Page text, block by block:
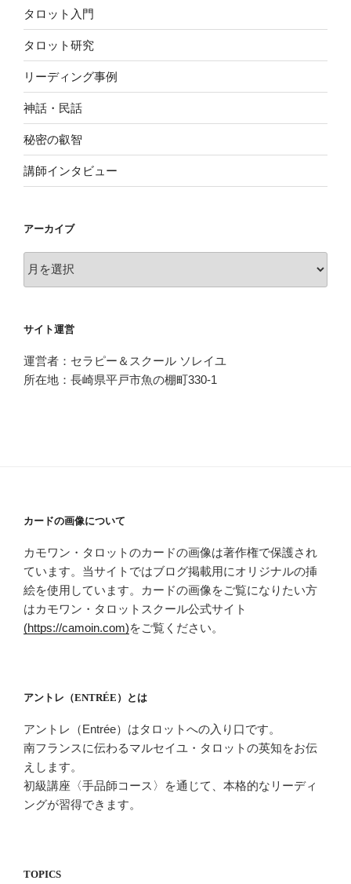
タロット入門
タロット研究
リーディング事例
神話・民話
秘密の叡智
講師インタビュー
アーカイブ
ー
ブ
サイト運営
運営者：セラピー＆スクール ソレイユ
所在地：長崎県平戸市魚の棚町330-1
カードの画像について
カモワン・タロットのカードの画像は著作権で保護され
ています。当サイトではブログ掲載用にオリジナルの挿
絵を使用しています。カードの画像をご覧になりたい方
はカモワン・タロットスクール公式サイト
(https://camoin.com)をご覧ください。
アントレ（ENTRÉE）とは
アントレ（Entrée）はタロットへの入り口です。
南フランスに伝わるマルセイユ・タロットの英知をお伝
えします。
初級講座〈手品師コース〉を通じて、本格的なリーディ
ングが習得できます。
TOPICS